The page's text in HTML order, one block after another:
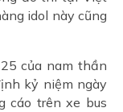
idol này cũng
của nam thần
kỷ niệm ngày
cáo trên xe bus